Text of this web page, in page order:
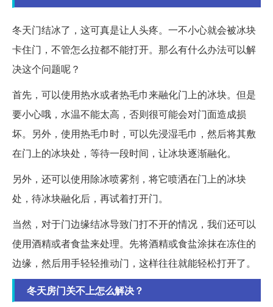
冬天门结冰了，这可真是让人头疼。一不小心就会被冰块
卡住门，不管怎么拉都不能打开。那么有什么办法可以解
决这个问题呢？
首先，可以使用热水或者热毛巾来融化门上的冰块。但是
要小心哦，水温不能太高，否则很可能会对门面造成损
坏。另外，使用热毛巾时，可以先浸湿毛巾，然后将其敷
在门上的冰块处，等待一段时间，让冰块逐渐融化。
另外，还可以使用除冰喷雾剂，将它喷洒在门上的冰块
处，待冰块融化后，再试着打开门。
当然，对于门边缘结冰导致门打不开的情况，我们还可以
使用酒精或者食盐来处理。先将酒精或食盐涂抹在冻住的
边缘，然后用手轻轻推动门，这样往往就能轻松打开了。
冬天房门关不上怎么解决？